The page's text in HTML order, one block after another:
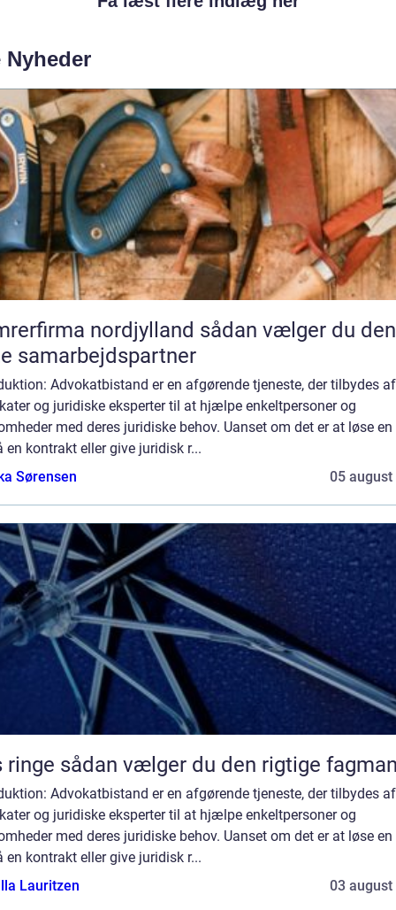
Nyheder
nordjylland sådan vælger du den
samarbejdspartner
Advokatbistand er en afgørende tjeneste, der tilbydes af
og juridiske eksperter til at hjælpe enkeltpersoner og
med deres juridiske behov. Uanset om det er at løse
en kontrakt eller give juridisk r...
Sørensen
05 august
Vvs ringe sådan vælger du den rigtige
Advokatbistand er en afgørende tjeneste, der tilbydes af
og juridiske eksperter til at hjælpe enkeltpersoner og
med deres juridiske behov. Uanset om det er at løse
en kontrakt eller give juridisk r...
Lauritzen
03 august